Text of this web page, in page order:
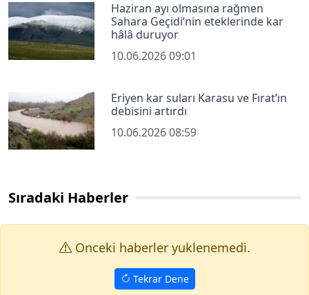
Haziran ayı olmasına rağmen
Sahara Geçidi’nin eteklerinde kar
hâlâ duruyor
10.06.2026 09:01
Eriyen kar suları Karasu ve Fırat’ın
debisini artırdı
10.06.2026 08:59
Sıradaki Haberler
Onceki haberler yuklenemedi.
Tekrar Dene